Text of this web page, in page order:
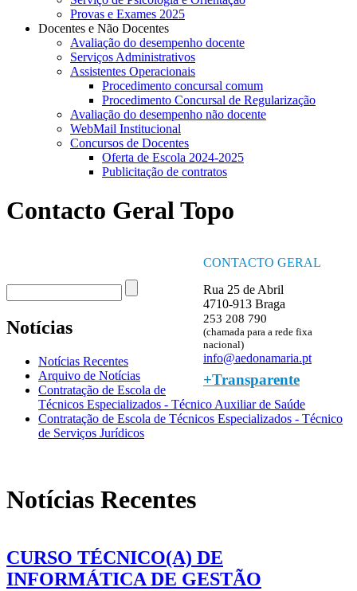
Provas e Exames 2025
Docentes e Não Docentes
Avaliação do desempenho docente
Serviços Administrativos
Assistentes Operacionais
Procedimento concursal comum
Procedimento Concursal de Regularização
Avaliação do desempenho não docente
WebMail Institucional
Concursos de Docentes
Oferta de Escola 2024-2025
Publicitação de contratos
Contacto Geral Topo
CONTACTO GERAL
Rua 25 de Abril
4710-913 Braga
253 208 790
(chamada para a rede fixa
nacional)
info@aedonamaria.pt
+Transparente
Formulário de procura
Procurar
Notícias
Notícias Recentes
Arquivo de Notícias
Contratação de Escola de
Técnicos Especializados - Técnico Auxiliar de Saúde
Contratação de Escola de Técnicos Especializados - Técnico
de Serviços Jurídicos
Notícias Recentes
CURSO TÉCNICO(A) DE
INFORMÁTICA DE GESTÃO